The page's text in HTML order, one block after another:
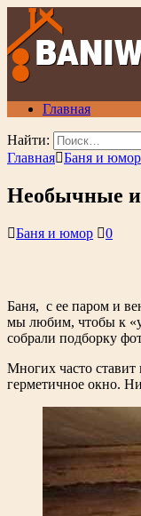
Главная
Найти:
Главная Баня и юмор
Необычные
Баня и юмор 0
Баня, с ее паром и
мы любим, чтобы к
собрали подборку
Многих часто
герметичное окно.